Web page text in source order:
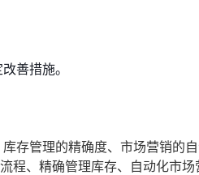
善措施。
存管理的精确度、市场营销的
程、精确管理库存、自动化市